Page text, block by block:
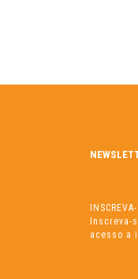
Inscreva-
acesso a